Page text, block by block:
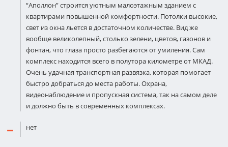
“Аполлон” строится уютным малоэтажным зданием с
квартирами повышенной комфортности. Потолки высокие,
свет из окна льется в достаточном количестве. Вид же
вообще великолепный, столько зелени, цветов, газонов и
фонтан, что глаза просто разбегаются от умиления. Сам
комплекс находится всего в полутора километре от МКАД.
Очень удачная транспортная развязка, которая помогает
быстро добраться до места работы. Охрана,
видеонаблюдение и пропускная система, так на самом деле
и должно быть в современных комплексах.
нет